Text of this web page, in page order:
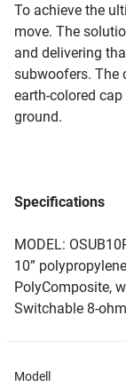
To achieve the
move. The
and delivering
subwoofers. The
earth-colored
ground.
Specifications
MODEL:
10”
PolyComposite,
Switchable 8-
Modell